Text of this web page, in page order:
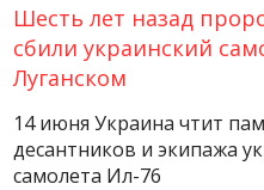
Шесть лет назад
сбили украинский
Луганском
14 июня Украина чтит
десантников и экипажа
самолета Ил-76